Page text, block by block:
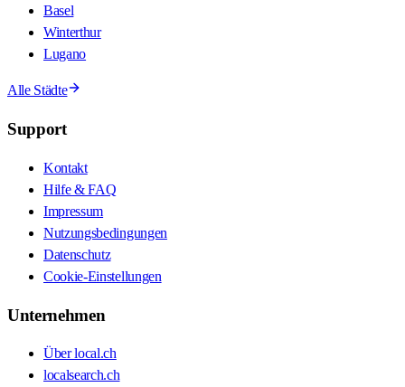
Basel
Winterthur
Lugano
Alle Städte
Support
Kontakt
Hilfe & FAQ
Impressum
Nutzungsbedingungen
Datenschutz
Cookie-Einstellungen
Unternehmen
Über local.ch
localsearch.ch